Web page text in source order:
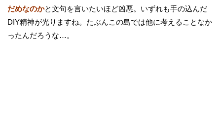
だめなのかと文句を言いたいほど凶悪。いずれも手の込んだ
DIY精神が光りますね。たぶんこの島では他に考えることなか
ったんだろうな…。